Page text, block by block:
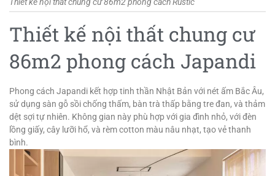
Thiết kế nội thất chung cư
86m2 phong cách Japandi
Phong cách Japandi kết hợp tinh thần Nhật Bản với nét ấm Bắc Âu,
sử dụng sàn gỗ sồi chống thấm, bàn trà thấp bằng tre đan, và thảm
dệt sợi tự nhiên. Không gian này phù hợp với gia đình nhỏ, với đèn
lồng giấy, cây lưỡi hổ, và rèm cotton màu nâu nhạt, tạo vẻ thanh
bình.